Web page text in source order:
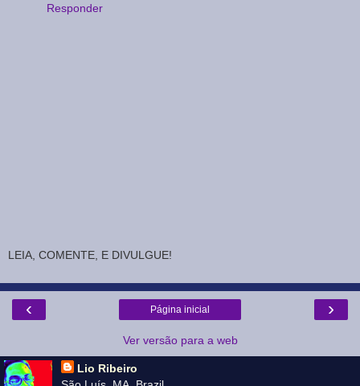
Responder
LEIA, COMENTE, E DIVULGUE!
‹ ›
Página inicial
Ver versão para a web
Lio Ribeiro